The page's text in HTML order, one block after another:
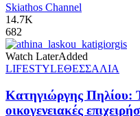
Skiathos Channel
14.7K
682
Watch LaterAdded
LIFESTYLEΘΕΣΣΑΛΙΑ
Κατηγιώργης Πηλίου:
οικογενειακές